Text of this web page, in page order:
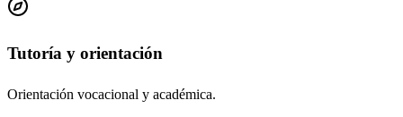
Tutoría y orientación
Orientación vocacional y académica.